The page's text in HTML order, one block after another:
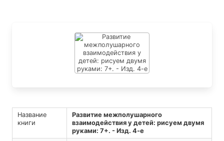
Название
книги
Развитие межполушарного
взаимодействия у детей: рисуем двумя
руками: 7+. - Изд. 4-е